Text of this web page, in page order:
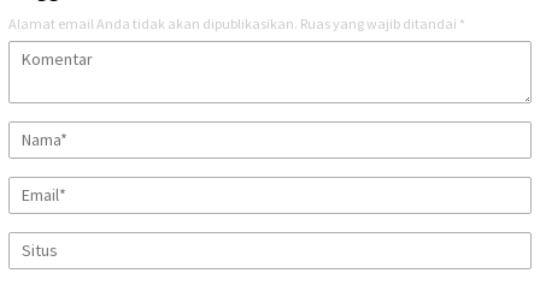
Alamat email Anda tidak akan dipublikasikan. Ruas yang wajib ditandai *